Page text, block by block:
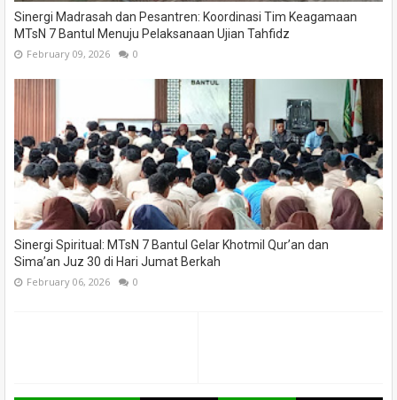
Sinergi Madrasah dan Pesantren: Koordinasi Tim Keagamaan
MTsN 7 Bantul Menuju Pelaksanaan Ujian Tahfidz
February 09, 2026 0
Sinergi Spiritual: MTsN 7 Bantul Gelar Khotmil Qur’an dan
Sima’an Juz 30 di Hari Jumat Berkah
February 06, 2026 0